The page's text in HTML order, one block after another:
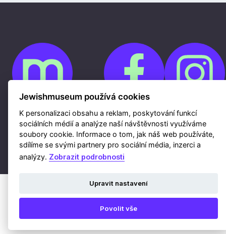
Cookies
Ochrana osobních údajů
Whistleblowing
Kontakty
Mapa webu
Webdesign a hosting Nux s.r.o. | RSS
Jewishmuseum používá cookies
K personalizaci obsahu a reklam, poskytování funkcí
sociálních médií a analýze naší návštěvnosti využíváme
soubory cookie. Informace o tom, jak náš web používáte,
sdílíme se svými partnery pro sociální média, inzerci a
analýzy. Zobrazit podrobnosti
Upravit nastavení
Povolit vše